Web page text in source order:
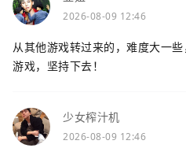
2026-08-09 12:46
从其他游戏转过来的，难度大一
游戏，坚持下去！
少女榨汁机
2026-08-09 12:46